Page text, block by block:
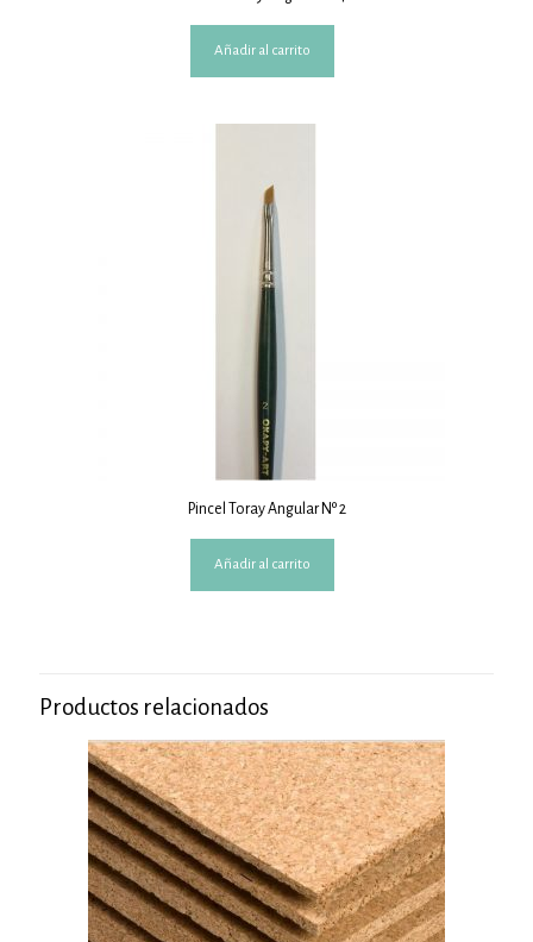
Añadir al carrito
Pincel Toray Angular Nº 2
Añadir al carrito
Productos relacionados